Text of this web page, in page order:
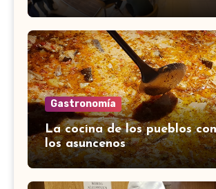
Gastronomía
La cocina de los pueblos
los asuncenos